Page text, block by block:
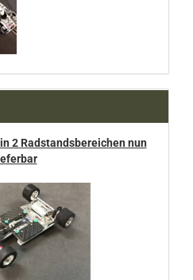
2 Radstandsbereichen nun